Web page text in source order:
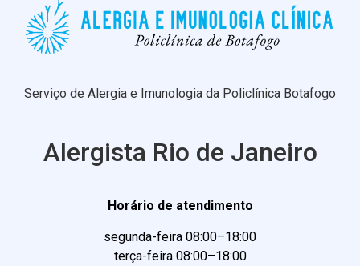
Serviço de Alergia e Imunologia da Policlínica Botafogo
Alergista Rio de Janeiro
Horário de atendimento
segunda-feira 08:00–18:00
terça-feira 08:00–18:00